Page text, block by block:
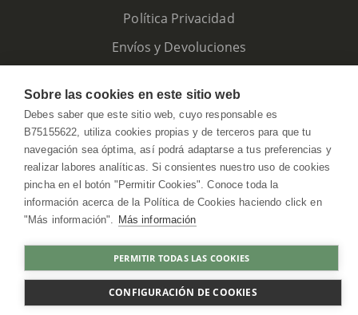
COMPRAR
Política Privacidad
Envíos y Devoluciones
HerbolarioWeb © 2026. All Rights Reserved
Sobre las cookies en este sitio web
Debes saber que este sitio web, cuyo responsable es
B75155622, utiliza cookies propias y de terceros para que tu
navegación sea óptima, así podrá adaptarse a tus preferencias y
realizar labores analíticas. Si consientes nuestro uso de cookies
pincha en el botón "Permitir Cookies". Conoce toda la
información acerca de la Política de Cookies haciendo click en
"Más información". Más información
PERMITIR TODAS LAS COOKIES
CONFIGURACIÓN DE COOKIES